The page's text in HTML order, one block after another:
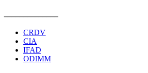
CRDV
CIA
IFAD
ODIMM